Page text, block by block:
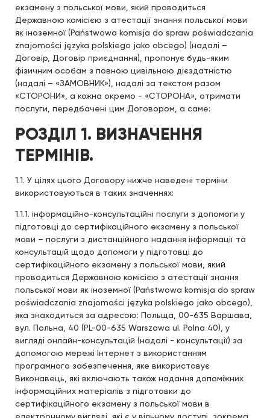
екзамену з польської мови, який проводиться
Державною комісією з атестації знання польської мови
як іноземної (Państwowa komisja do spraw poświadczania
znajomości języka polskiego jako obcego) (надалі –
Договір, Договір приєднання), пропонує будь-яким
фізичним особам з повною цивільною дієздатністю
(надалі – «ЗАМОВНИК»), надалі за текстом разом
«СТОРОНИ», а кожна окремо - «СТОРОНА», отримати
послуги, передбачені цим Договором, а саме:
РОЗДІЛ 1. ВИЗНАЧЕННЯ
ТЕРМІНІВ.
1.1. У цілях цього Договору нижче наведені терміни
використовуються в таких значеннях:
1.1.1. інформаційно-консультаційні послуги з допомоги у
підготовці до сертифікаційного екзамену з польської
мови – послуги з дистанційного надання інформації та
консультацій щодо допомоги у підготовці до
сертифікаційного екзамену з польської мови, який
проводиться Державною комісією з атестації знання
польської мови як іноземної (Państwowa komisja do spraw
poświadczania znajomości języka polskiego jako obcego),
яка знаходиться за адресою: Польща, 00-635 Варшава,
вул. Польна, 40 (PL-00-635 Warszawa ul. Polna 40), у
вигляді онлайн-консультацій (надалі - консультації) за
допомогою мережі Інтернет з використанням
програмного забезпечення, яке використовує
Виконавець, які включають також надання допоміжних
інформаційних матеріалів з підготовки до
сертифікаційного екзамену з польської мови в